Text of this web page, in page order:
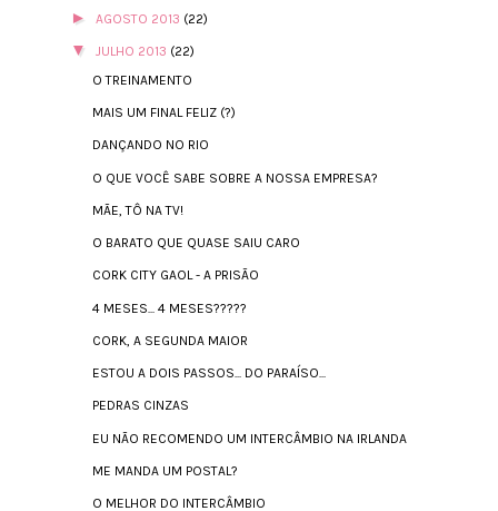
► AGOSTO 2013 (22)
▼ JULHO 2013 (22)
O TREINAMENTO
MAIS UM FINAL FELIZ (?)
DANÇANDO NO RIO
O QUE VOCÊ SABE SOBRE A NOSSA EMPRESA?
MÃE, TÔ NA TV!
O BARATO QUE QUASE SAIU CARO
CORK CITY GAOL - A PRISÃO
4 MESES... 4 MESES?????
CORK, A SEGUNDA MAIOR
ESTOU A DOIS PASSOS... DO PARAÍSO...
PEDRAS CINZAS
EU NÃO RECOMENDO UM INTERCÂMBIO NA IRLANDA
ME MANDA UM POSTAL?
O MELHOR DO INTERCÂMBIO